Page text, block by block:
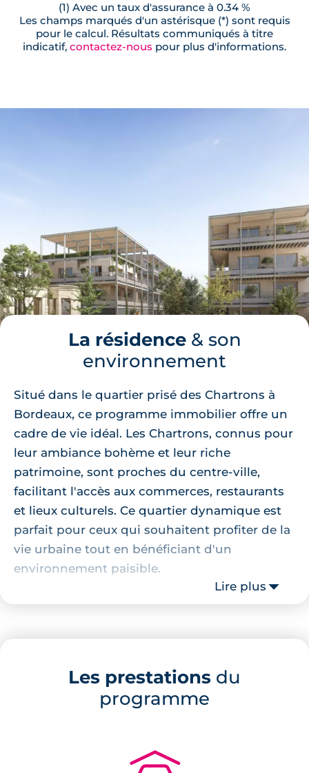
(1) Avec un taux d'assurance à 0.34 %
Les champs marqués d'un astérisque (*) sont requis
pour le calcul. Résultats communiqués à titre
indicatif, contactez-nous pour plus d'informations.
La résidence& son
environnement
Situé dans le quartier prisé des Chartrons à
Bordeaux, ce programme immobilier offre un
cadre de vie idéal. Les Chartrons, connus pour
leur ambiance bohème et leur riche
patrimoine, sont proches du centre-ville,
facilitant l'accès aux commerces, restaurants
et lieux culturels. Ce quartier dynamique est
parfait pour ceux qui souhaitent profiter de la
vie urbaine tout en bénéficiant d'un
environnement paisible.
Localisation de la résidence
La résidence se trouve à 8 minutes de 2 arrêts
minutes de marche de plusieurs
établissements scolaires, tels que le Lycée
supermarché Auchan est accessible en
Lire plus
Les prestations du
programme